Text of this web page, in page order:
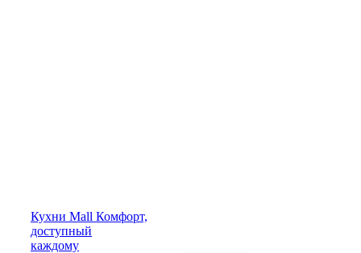
Кухни Mall Комфорт,
доступный
каждому